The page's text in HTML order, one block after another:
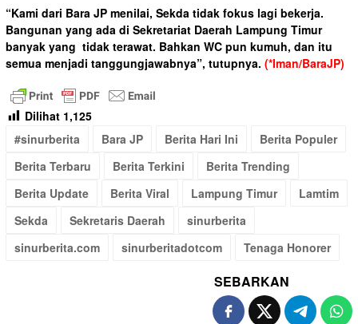
“Kami dari Bara JP menilai, Sekda tidak fokus lagi bekerja.
Bangunan yang ada di Sekretariat Daerah Lampung Timur
banyak yang tidak terawat. Bahkan WC pun kumuh, dan itu
semua menjadi tanggungjawabnya”, tutupnya. (*Iman/BaraJP)
Dilihat 1,125
#sinurberita
Bara JP Berita Hari Ini
Berita Populer
Berita Terbaru
Berita Terkini
Berita Trending
Berita Update
Berita Viral Lampung Timur
Lamtim
Sekda
Sekretaris Daerah
sinurberita
sinurberita.com
sinurberitadotcom Tenaga Honorer
SEBARKAN